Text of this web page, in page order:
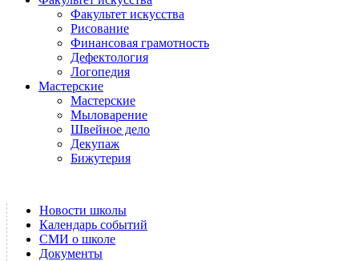
Факультет искусства
Рисование
Финансовая грамотность
Дефектология
Логопедия
Мастерские
Мастерские
Мыловарение
Швейное дело
Декупаж
Бижутерия
Новости школы
Календарь событий
СМИ о школе
Документы